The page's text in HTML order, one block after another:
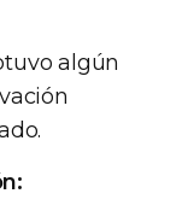
algún